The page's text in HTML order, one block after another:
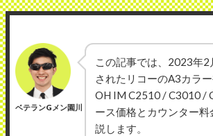
ベテランGメン園川
この記事では、2023年2
されたリコーのA3カラ
OH IM C2510 / C3010 /
ース価格とカウンター
説します。